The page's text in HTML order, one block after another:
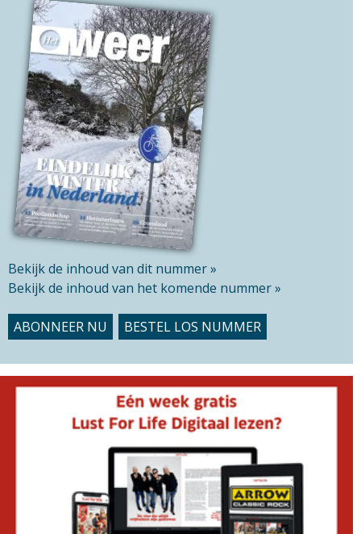
Bekijk de inhoud van dit nummer »
Bekijk de inhoud van het komende nummer »
ABONNEER NU BESTEL LOS NUMMER